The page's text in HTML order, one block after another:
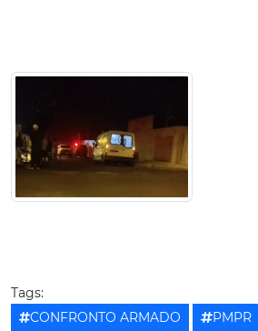
Tags:
CONFRONTO ARMADO
PMPR